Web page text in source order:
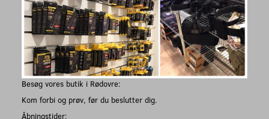
Besøg vores butik i Rødovre:
Kom forbi og prøv, før du beslutter dig.
Åbningstider: